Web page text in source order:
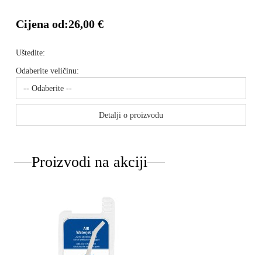
Cijena od:26,00 €
Uštedite:
Odaberite veličinu:
Detalji o proizvodu
Proizvodi na akciji